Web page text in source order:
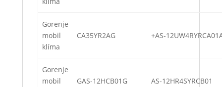
Gorenje
mobil
klíma
CA35YR2AG +AS-
Gorenje
mobil
GAS-12HCB01G AS-12HR4SYRCB01